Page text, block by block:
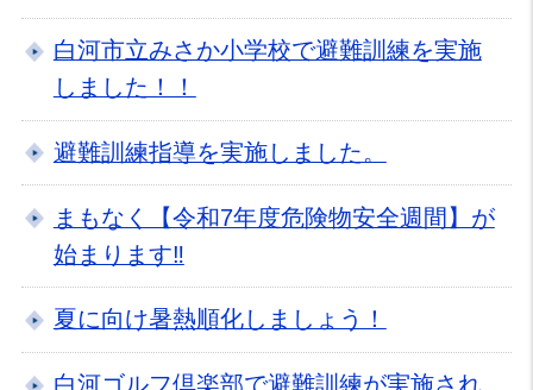
白河市立みさか小学校で避難訓練を実施
しました！！
避難訓練指導を実施しました。
まもなく【令和7年度危険物安全週間】が
始まります‼
夏に向け暑熱順化しましょう！
白河ゴルフ倶楽部で避難訓練が実施され